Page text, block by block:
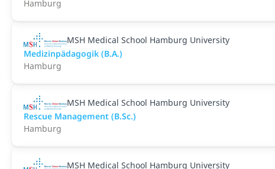
Hamburg
MSH Medical School Hamburg University
Medizinpädagogik (B.A.)
Hamburg
MSH Medical School Hamburg University
Rescue Management (B.Sc.)
Hamburg
MSH Medical School Hamburg University